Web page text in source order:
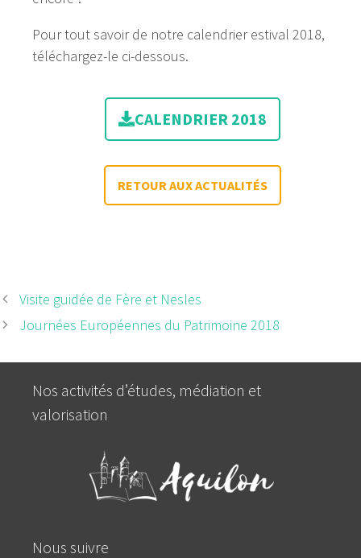
Pour tout savoir de notre calendrier estival 2018,
téléchargez-le ci-dessous.
CALENDRIER 2018
RETOUR AUX ACTUALITÉS
Visite guidée de Fère et Nesles
Journées Européennes du Patrimoine 2018
Nos activités d’études, médiation et
valorisation
Nous suivre